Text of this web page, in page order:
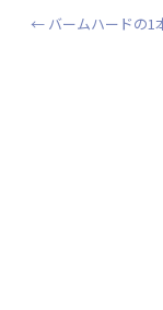
← バームハードの1